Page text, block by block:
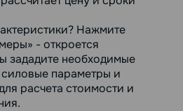
Нажмите
- откроется
зададите необходимые
параметры и
расчета стоимости и